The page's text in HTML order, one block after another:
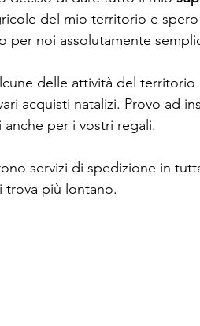
del mio territorio e
per noi assolutamente
delle attività del
acquisti natalizi. Provo ad
per i vostri regali.
servizi di spedizione in
trova più lontano.